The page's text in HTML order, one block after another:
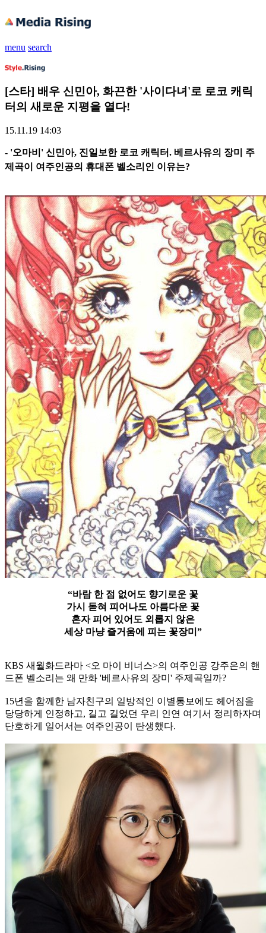
menu search
[스타] 배우 신민아, 화끈한 '사이다녀'로 로코 캐릭
터의 새로운 지평을 열다!
15.11.19 14:03
- '오마비' 신민아, 진일보한 로코 캐릭터. 베르사유의 장미 주
제곡이 여주인공의 휴대폰 벨소리인 이유는?
“바람 한 점 없어도 향기로운 꽃
가시 돋혀 피어나도 아름다운 꽃
혼자 피어 있어도 외롭지 않은
세상 마냥 즐거움에 피는 꽃장미”
KBS 새월화드라마 <오 마이 비너스>의 여주인공 강주은의 핸
드폰 벨소리는 왜 만화 '베르사유의 장미' 주제곡일까?
15년을 함께한 남자친구의 일방적인 이별통보에도 헤어짐을
당당하게 인정하고, 길고 길었던 우리 인연 여기서 정리하자며
단호하게 일어서는 여주인공이 탄생했다.